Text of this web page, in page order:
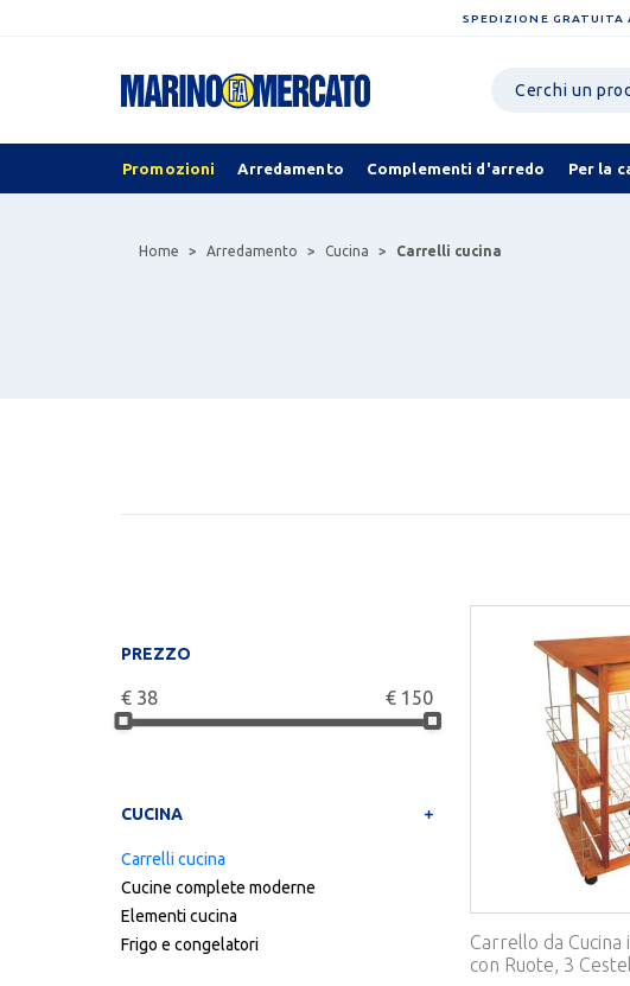
SPEDIZIONE GRATUITA
Promozioni Arredamento Complementi d'arredo Per la
Home Arredamento Cucina Carrelli cucina
PREZZO
€ 38 €150
CUCINA
Carrelli cucina
Cucine complete moderne
Elementi cucina
Frigo e congelatori
Carrello da Cucina
con Ruote, 3